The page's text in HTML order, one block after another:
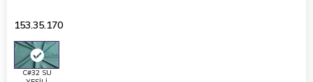
153.35.170
C#32 SU